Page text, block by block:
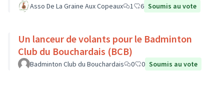
Asso De La Graine Aux Copeaux 1 6 Soumis au vote
Un lanceur de volants pour le Badminton
Club du Bouchardais (BCB)
Badminton Club du Bouchardais 0 0 Soumis au vote